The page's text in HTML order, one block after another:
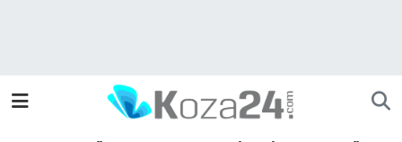
Bursa Hava Durumu